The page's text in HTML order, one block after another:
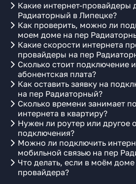
Какие интернет-провайдеры
Радиаторный в Липецке?
Как проверить, можно ли
моем доме на пер
Какие скорости интернета
провайдеры на пер
Сколько стоит подключение
абонентская плата?
Как оставить заявку на
на пер Радиаторный?
Сколько времени занимает
интернета в квартиру?
Нужен ли роутер или другое
подключения?
Можно ли подключить
мобильной связью на пер
Что делать, если в моём
провайдера?